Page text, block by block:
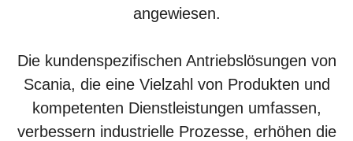
angewiesen.
Die kundenspezifischen Antriebslösungen von
Scania, die eine Vielzahl von Produkten und
kompetenten Dienstleistungen umfassen,
verbessern industrielle Prozesse, erhöhen die